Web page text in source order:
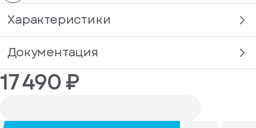
Характеристики
Документация
17 490 ₽